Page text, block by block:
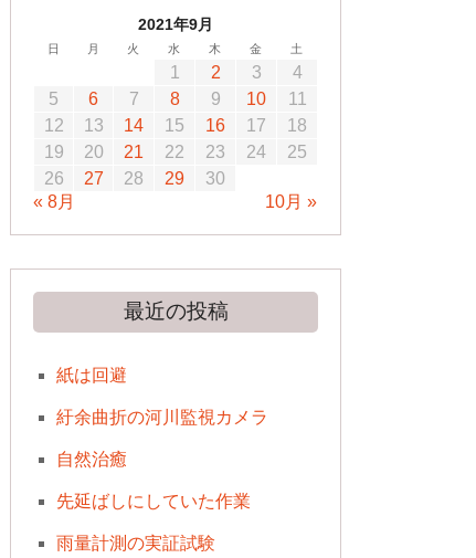
2021年9月
日 月 火 水 木 金 土
1 2 3
4
5
6 7 8 9 10
11
12
13 14 15 16 17
18
19
20 21 22 23 24
25
26
27 28 29
30
« 8月
10月 »
最近の投稿
紙は回避
紆余曲折の河川監視カメラ
自然治癒
先延ばしにしていた作業
雨量計測の実証試験